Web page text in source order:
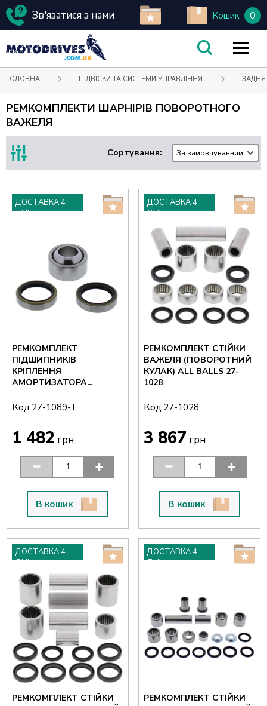
Зв'язатися з нами Кошик 0
ГОЛОВНА ПІДВІСКИ ТА СИСТЕМИ УПРАВЛІННЯ ЗАДНЯ
РЕМКОМПЛЕКТИ ШАРНІРІВ ПОВОРОТНОГО
ВАЖЕЛЯ
Сортування: За замовчуванням
ДОСТАВКА 4
ДНІ
РЕМКОМПЛЕКТ
ПІДШИПНИКІВ
КРІПЛЕННЯ
АМОРТИЗАТОРА
1089-T
Код:27-1089-T
1 482 грн
В кошик
ДОСТАВКА 4
ДНІ
РЕМКОМПЛЕКТ СТІЙКИ
ВАЖЕЛЯ (ПОВОРОТНИЙ
КУЛАК) ALL BALLS 27-
1028
Код:27-1028
3 867 грн
В кошик
ДОСТАВКА 4
ДНІ
РЕМКОМПЛЕКТ СТІЙКИ
ДОСТАВКА 4
ДНІ
РЕМКОМПЛЕКТ СТІЙКИ